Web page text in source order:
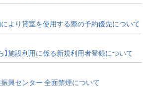
により貸室を使用する際の予約優先について
】施設利用に係る新規利用者登録について
振興センター 全面禁煙について